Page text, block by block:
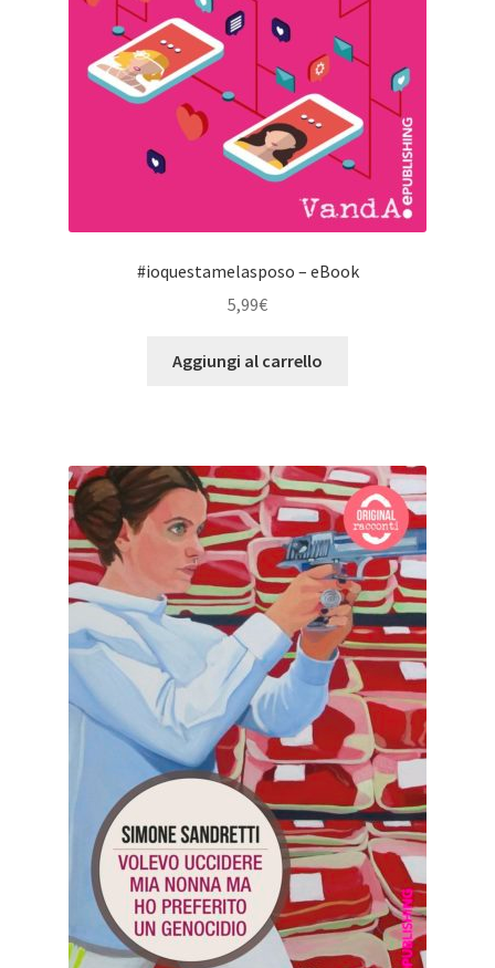
#ioquestamelasposo – eBook
5,99€
Aggiungi al carrello